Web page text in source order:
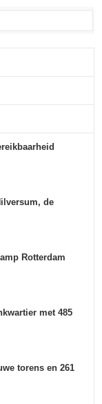
de
Rotterdam
met 485
torens en 261